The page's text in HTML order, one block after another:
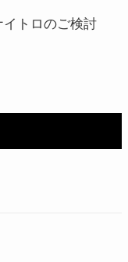
トロのご検討